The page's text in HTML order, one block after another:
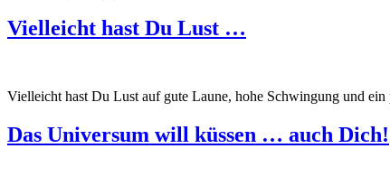
Vielleicht hast Du Lust …
Vielleicht hast Du Lust auf gute Laune, hohe Schwingung und
Das Universum will küssen … auch Dich!